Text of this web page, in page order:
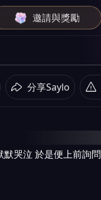
邀請與獎勵
分享Saylo
哭泣 於是便上前詢問